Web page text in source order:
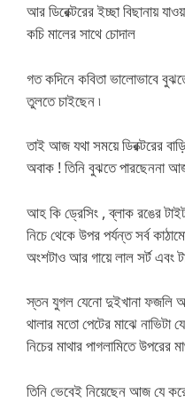
আর ডিরেক্টরের ইচ্ছা বিছানায়
কচি মালের সাথে চোদাল
গত কদিনে কবিতা ভালোভাবে
তুলতে চাইছেন ৷
তাই আজ যথা সময়ে ডিরক্টরের
অবাক ! তিনি বুঝতে পারছেননা
আহ কি ড্রেসিং , ব্লাক রঙের
নিচে থেকে উপর পর্যন্ত সর্ব
অংশটাও আর গায়ে লাল সর্ট এবং
স্তন যুগল যেনো দুইখানা ফজলি
থালার মতো পেটের মাঝে নাভিটা
নিচের মাথার পাগলামিতে উপরের
তিনি ভেবেই নিয়েছেন আজ যে